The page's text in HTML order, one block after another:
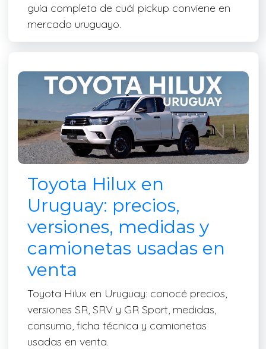
guía completa de cuál pickup conviene en
mercado uruguayo.
Toyota Hilux en
Uruguay: precios,
versiones, medidas y
camionetas usadas en
venta
Toyota Hilux en Uruguay: conocé precios,
versiones SR, SRV y GR Sport, medidas,
consumo, ficha técnica y camionetas
usadas en venta.